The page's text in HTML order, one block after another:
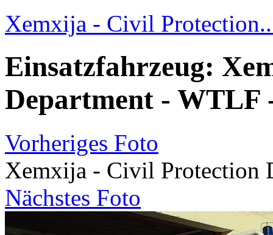
Xemxija - Civil
Einsatzfahrzeug:
Department - WTLF
Vorheriges Foto
Xemxija - Civil Protection
Nächstes Foto